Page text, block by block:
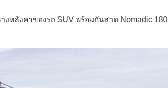
งหลังคาของรถ SUV พร้อมกันสาด Nomadic 180